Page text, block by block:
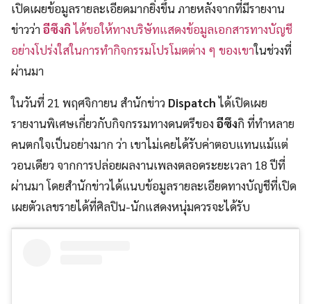
เปิดเผยข้อมูลรายละเอียดมากยิ่งขึ้น ภายหลังจากที่มีรายงาน
ข่าวว่าอีซึงกิได้ขอให้ทางบริษัทแสดงข้อมูลเอกสารทางบัญชี
อย่างโปร่งใสในการทำกิจกรรมโปรโมตต่าง ๆ ของเขาในช่วงที่
ผ่านมา
ในวันที่ 21 พฤศจิกายน สำนักข่าว Dispatchได้เปิดเผย
รายงานพิเศษเกี่ยวกับกิจกรรมทางดนตรีของอีซึงกิ ที่ทำหลาย
คนตกใจเป็นอย่างมาก ว่า เขาไม่เคยได้รับค่าตอบแทนแม้แต่
วอนเดียว จากการปล่อยผลงานเพลงตลอดระยะเวลา 18 ปีที่
ผ่านมา โดยสำนักข่าวได้แนบข้อมูลรายละเอียดทางบัญชีที่เปิด
เผยตัวเลขรายได้ที่ศิลปิน-นักแสดงหนุ่มควรจะได้รับ